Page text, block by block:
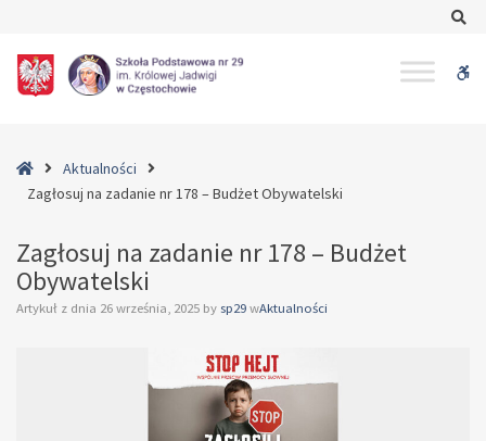
zadanie
Budżet
HomeAktualności
Zagłosuj na zadanie nr 178 – Budżet Obywatelski
Zagłosuj na zadanie nr 178 – Budżet
Obywatelski
Artykuł z dnia 26 września, 2025 by sp29 wAktualności